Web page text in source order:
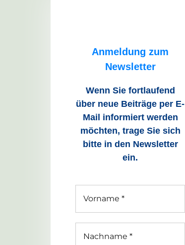
Anmeldung zum
Newsletter
Wenn Sie fortlaufend
über neue Beiträge per E-
Mail informiert werden
möchten, trage Sie sich
bitte in den Newsletter
ein.